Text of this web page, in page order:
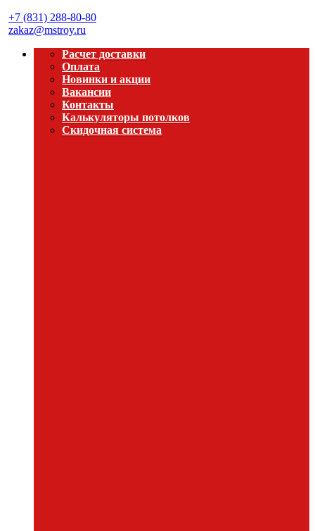
+7 (831) 288-80-80
zakaz@mstroy.ru
Расчет доставки
Оплата
Новинки и акции
Вакансии
Контакты
Калькуляторы потолков
Скидочная система